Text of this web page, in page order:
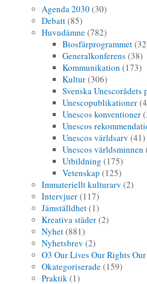
Agenda 2030 (30)
Debatt(85)
Huvudämne (782)
Biosfärprogrammet
Generalkonferens (38)
Kommunikation (173)
Kultur(306)
Svenska
Unescopublikationer
Unescos konventioner
Unescos
Unescos världsarv (41)
Unescos världsminnen
Utbildning (175)
Vetenskap (125)
Immateriellt kulturarv (2)
Intervjuer(117)
Jämställdhet(1)
Kreativa städer(2)
Nyhet(881)
Nyhetsbrev (2)
O3 Our Lives Our Rights
Okategoriserade (159)
Praktik (1)